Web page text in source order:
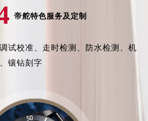
京口区中山东路帝舵售后服务中心（需提前预约）
临川区赣东大道帝舵售后服务中心（需提前预约）
帝舵特色服务及定制
试校准、走时检测、防水检测、机
镶钻刻字